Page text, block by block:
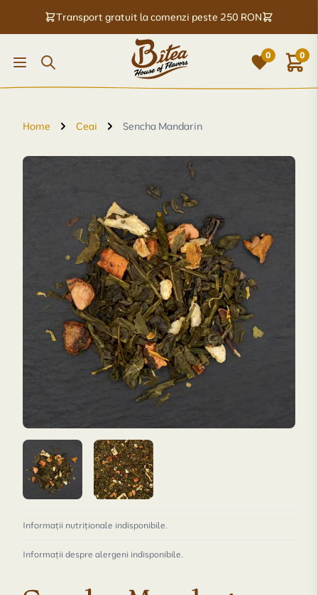
Transport gratuit la comenzi peste 250 RON
0 0
Home Ceai Sencha Mandarin
Informații nutriționale indisponibile.
Informații despre alergeni indisponibile.